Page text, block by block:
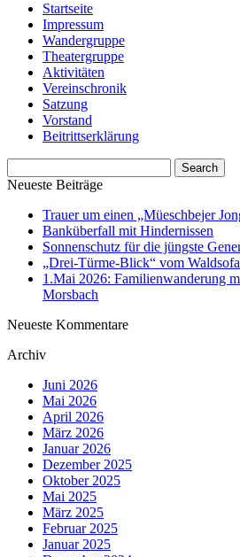
Startseite
Impressum
Wandergruppe
Theatergruppe
Aktivitäten
Vereinschronik
Satzung
Vorstand
Beitrittserklärung
Neueste Beiträge
Trauer um einen „Müeschbejer
Banküberfall mit Hindernissen
Sonnenschutz für die jüngste
„Drei-Türme-Blick“ vom
1.Mai 2026: Familienwanderung
Morsbach
Neueste Kommentare
Archiv
Juni 2026
Mai 2026
April 2026
März 2026
Januar 2026
Dezember 2025
Oktober 2025
Mai 2025
März 2025
Februar 2025
Januar 2025